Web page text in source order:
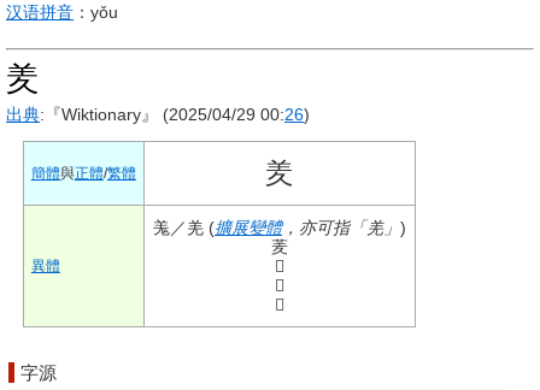
汉语拼音 ：yǒu
羑
出典:『Wiktionary』 (2025/04/29 00:26)
簡體與正體/繁體 羑
異體
羗 ／羌 (擴展變體，亦可指「羌」 )
羐
𦍶
𦎅
𦎙
字源